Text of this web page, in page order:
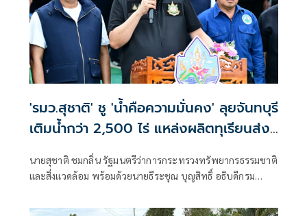
'รมว.สุชาติ' ชู 'น้ำคือความมั่นคง' ลุยจันทบุรี
เติมน้ำกว่า 2,500 ไร่ แหล่งผลิตทุเรียนส่ง
ออกของไทย พร้อมเติมน้ำให้ช้างป่า
นายสุชาติ ชมกลิ่น รัฐมนตรีว่าการกระทรวงทรัพยากรธรรมชาติ
และสิ่งแวดล้อม พร้อมด้วยนายธีระชุณ บุญสิทธิ์ อธิบดีกรม
จันทบุรี เดินหน้าขับเคลื่อนนโยบายรัฐบาลด้านการบริหาร